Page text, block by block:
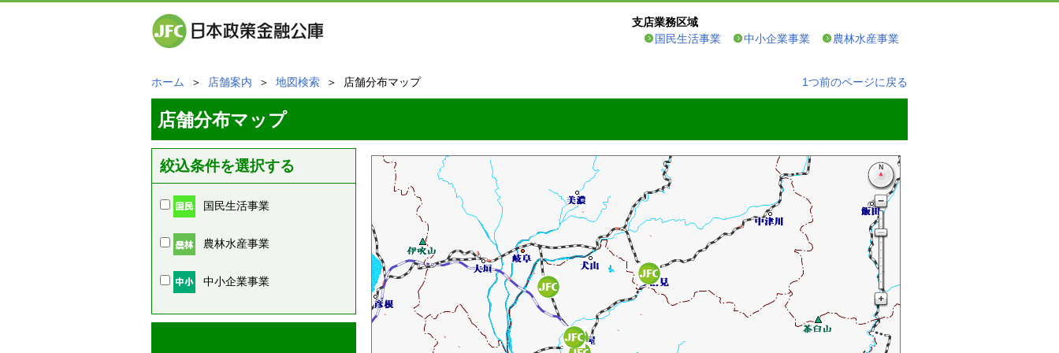
支店業務区域
国民生活事業
中小企業事業 農林水産事業
ホーム ＞ 店舗案内 ＞ 地図検索 ＞ 店舗分布マップ 1つ前のページに戻る
店舗分布マップ
絞込条件を選択する
国民生活事業
農林水産事業
中小企業事業